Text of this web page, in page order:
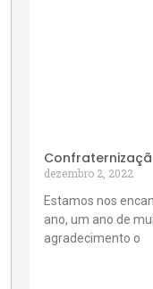
dezembro 2, 2022
Estamos nos
ano, um ano de
agradecimento o